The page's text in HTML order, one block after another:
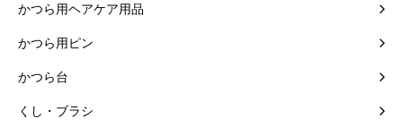
かつら用ヘアケア用品
かつら用ピン
かつら台
くし・ブラシ